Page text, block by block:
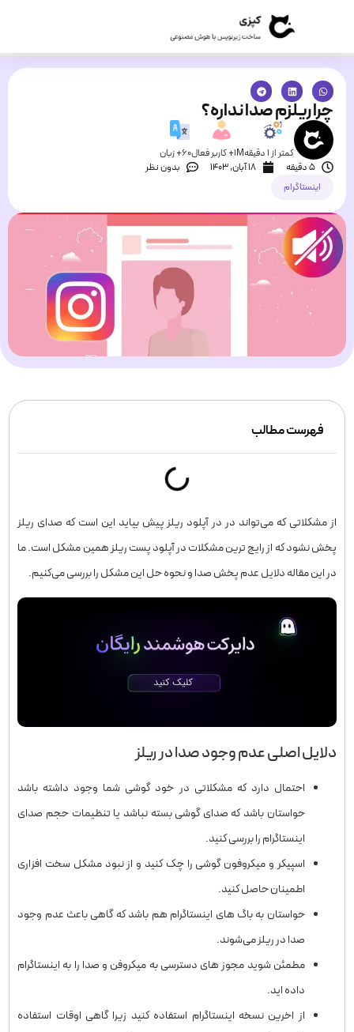
چرا ریلزم صدا نداره؟
کمتر از 1 دقیقه 1M+ کاربر فعال
60+ زبان
5 دقیقه
۱۸ آبان, ۱۴۰۳
بدون نظر
اینستاگرام
فهرست مطالب
از مشکلاتی که می‌تواند در در آپلود ریلز پیش بیاید این است که صدای ریلز
پخش نشود که از رایج ترین مشکلات در آپلود پست ریلز همین مشکل است. ما
در این مقاله دلایل عدم پخش صدا و نحوه حل این مشکل را بررسی می‌کنیم.
دلایل اصلی عدم وجود صدا در ریلز
احتمال دارد که مشکلاتی در خود گوشی شما وجود داشته باشد
حواستان باشد که صدای گوشی بسته نباشد یا تنظیمات حجم صدای
اینستاگرام را بررسی کنید.
اسپیکر و میکروفون گوشی را چک کنید و از نبود مشکل سخت افزاری
اطمینان حاصل کنید.
حواستان به باگ های اینستاگرام هم باشد که گاهی باعث عدم وجود
صدا در ریلز می‌شوند.
مطمئن شوید مجوز های دسترسی به میکروفن و صدا را به اینستاگرام
داده اید.
از اخرین نسخه اینستاگرام استفاده کنید زیرا گاهی اوقات استفاده